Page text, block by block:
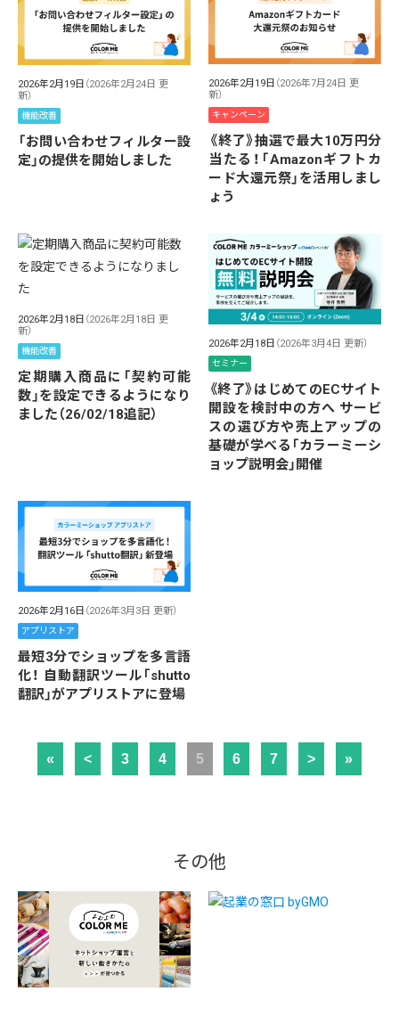
2026年2月19日 （2026年2月24日 更
新）
機能改善
「お問い合わせフィルター設
定」の提供を開始しました
2026年2月19日 （2026年7月24日 更
新）
キャンペーン
《終了》抽選で最大10万円分
当たる！「Amazonギフトカ
ード大還元祭」を活用しまし
ょう
2026年2月18日 （2026年2月18日 更
新）
機能改善
定期購入商品に「契約可能
数」を設定できるようになり
ました（26/02/18追記）
2026年2月18日 （2026年3月4日 更新）
セミナー
《終了》はじめてのECサイト
開設を検討中の方へ サービ
スの選び方や売上アップの
基礎が学べる「カラーミーシ
ョップ説明会」開催
2026年2月16日 （2026年3月3日 更新）
アプリストア
最短3分でショップを多言語
化！ 自動翻訳ツール「shutto
翻訳」がアプリストアに登場
« < 3 4 5 6 7 > »
その他